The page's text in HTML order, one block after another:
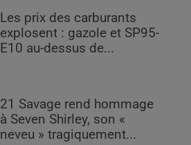
Les prix des carburants
explosent : gazole et SP95-
E10 au-dessus de...
21 Savage rend hommage
à Seven Shirley, son «
neveu » tragiquement...